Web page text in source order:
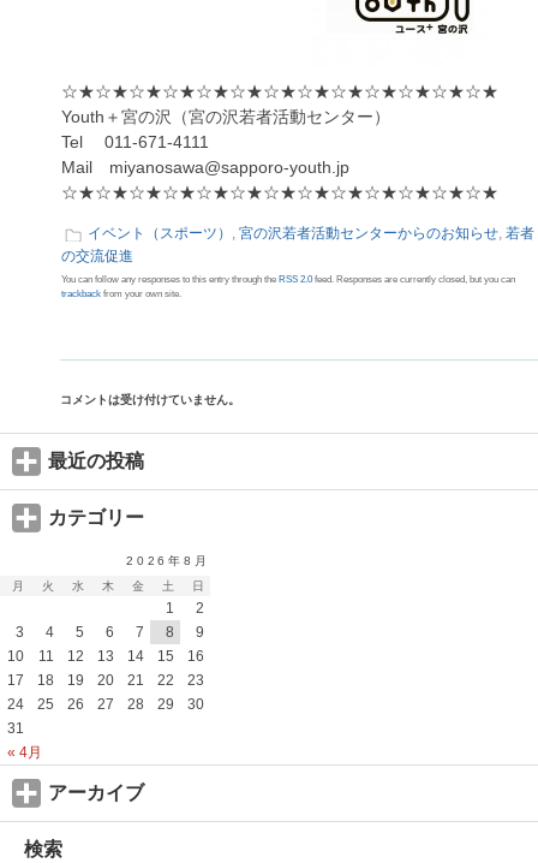
☆★☆★☆★☆★☆★☆★☆★☆★☆★☆★☆★☆★☆★
Youth＋宮の沢（宮の沢若者活動センター）
Tel 011-671-4111
Mail miyanosawa@sapporo-youth.jp
☆★☆★☆★☆★☆★☆★☆★☆★☆★☆★☆★☆★☆★
イベント（スポーツ） , 宮の沢若者活動センターからのお知らせ, 若者
の交流促進
You can follow any responses to this entry through the RSS 2.0 feed. Responses are currently closed, but you can
trackback from your own site.
コメントは受け付けていません。
最近の投稿
カテゴリー
2026年8月
月
火 水 木 金 土 日
« 4月
1
2
3
4 5 6 7 8
9
10
11 12 13 14 15
16
17
18 19 20 21 22
23
24
25 26 27 28 29
30
31
アーカイブ
検索